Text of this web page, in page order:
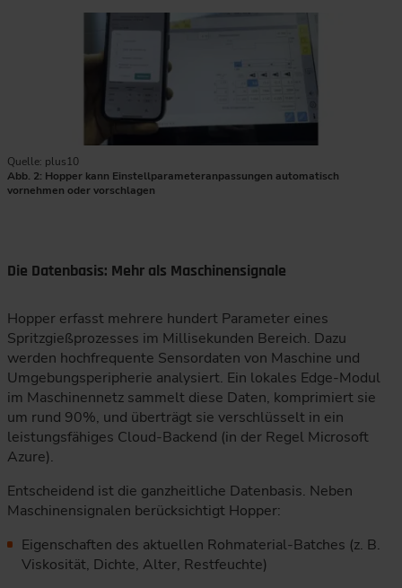
Quelle: plus10
Abb. 2: Hopper kann Einstellparameteranpassungen automatisch
vornehmen oder vorschlagen
Die Datenbasis: Mehr als Maschinensignale
Hopper erfasst mehrere hundert Parameter eines
Spritzgießprozesses im Millisekunden Bereich. Dazu
werden hochfrequente Sensordaten von Maschine und
Umgebungsperipherie analysiert. Ein lokales Edge-Modul
im Maschinennetz sammelt diese Daten, komprimiert sie
um rund 90%, und überträgt sie verschlüsselt in ein
leistungsfähiges Cloud-Backend (in der Regel Microsoft
Azure).
Entscheidend ist die ganzheitliche Datenbasis. Neben
Maschinensignalen berücksichtigt Hopper:
Eigenschaften des aktuellen Rohmaterial-Batches (z. B.
Viskosität, Dichte, Alter, Restfeuchte)